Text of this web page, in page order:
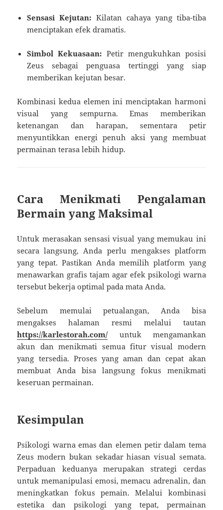
Sensasi Kejutan: Kilatan cahaya yang tiba-tiba
menciptakan efek dramatis.
Simbol Kekuasaan: Petir mengukuhkan posisi
Zeus sebagai penguasa tertinggi yang siap
memberikan kejutan besar.
Kombinasi kedua elemen ini menciptakan harmoni
visual yang sempurna. Emas memberikan
ketenangan dan harapan, sementara petir
menyuntikkan energi penuh aksi yang membuat
permainan terasa lebih hidup.
Cara Menikmati Pengalaman
Bermain yang Maksimal
Untuk merasakan sensasi visual yang memukau ini
secara langsung, Anda perlu mengakses platform
yang tepat. Pastikan Anda memilih platform yang
menawarkan grafis tajam agar efek psikologi warna
tersebut bekerja optimal pada mata Anda.
Sebelum memulai petualangan, Anda bisa
mengakses halaman resmi melalui tautan
https://karlestorah.com/untuk mengamankan
akun dan menikmati semua fitur visual modern
yang tersedia. Proses yang aman dan cepat akan
membuat Anda bisa langsung fokus menikmati
keseruan permainan.
Kesimpulan
Psikologi warna emas dan elemen petir dalam tema
Zeus modern bukan sekadar hiasan visual semata.
Perpaduan keduanya merupakan strategi cerdas
untuk memanipulasi emosi, memacu adrenalin, dan
meningkatkan fokus pemain. Melalui kombinasi
estetika dan psikologi yang tepat, permainan